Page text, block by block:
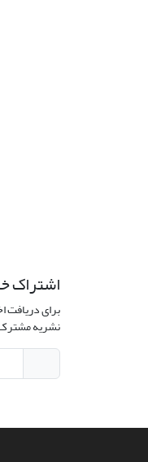
اشتراک
برای دریافت
نشریه